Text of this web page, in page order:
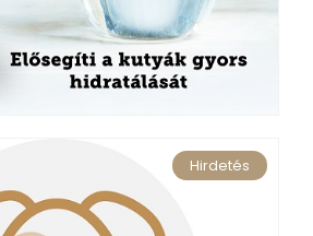
Hirdetés